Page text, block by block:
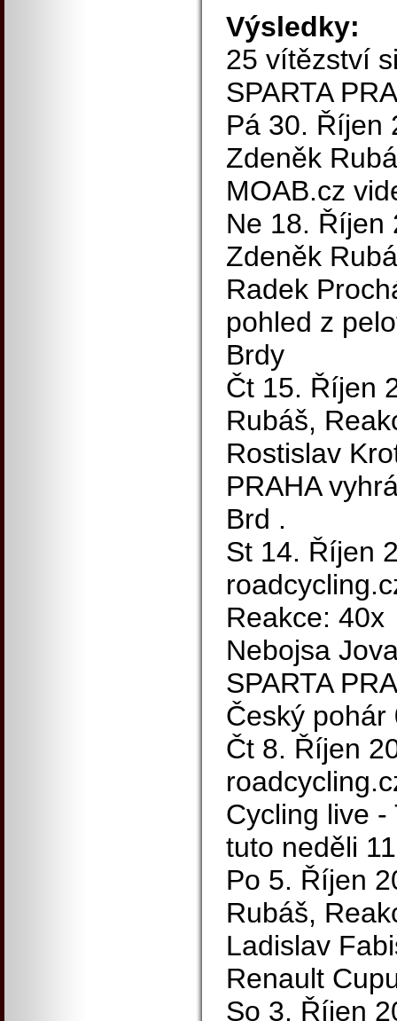
Výsledky:
25 vítězství
SPARTA
Pá 30. Říjen
Zdeněk
MOAB.cz
Ne 18. Říjen
Zdeněk
Radek
pohled z
Brdy
Čt 15. Říjen
Rubáš,
Rostislav
PRAHA
Brd .
St 14. Říjen
Reakce: 40x
Nebojsa
SPARTA
Český pohár
Čt 8. Říjen
Cycling live -
tuto neděli
Po 5. Říjen
Rubáš,
Ladislav
Renault
So 3. Říjen